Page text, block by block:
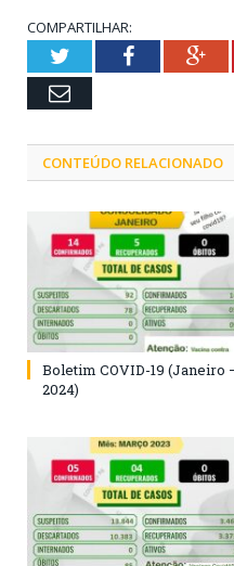
COMPARTILHAR:
TwitterFacebook
Email
CONTEÚDO RELACIONADO
Boletim COVID-19 (Janeiro
2024)